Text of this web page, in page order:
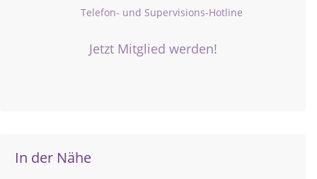
Telefon- und Supervisions-Hotline
Jetzt Mitglied werden!
In der Nähe